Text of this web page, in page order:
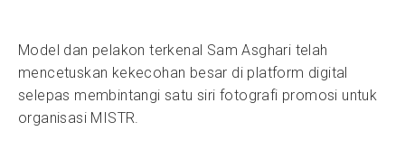
Model dan pelakon terkenal Sam Asghari telah
mencetuskan kekecohan besar di platform digital
selepas membintangi satu siri fotografi promosi untuk
organisasi MISTR.